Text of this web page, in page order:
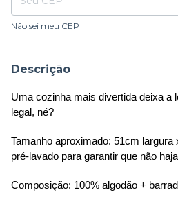
Não sei meu CEP
Descrição
Uma cozinha mais divertida deixa a
legal, né?
Tamanho aproximado: 51cm largura
pré-lavado para garantir que não
Composição: 100% algodão +